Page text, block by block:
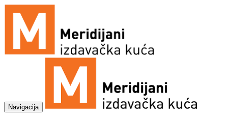
Navigacija